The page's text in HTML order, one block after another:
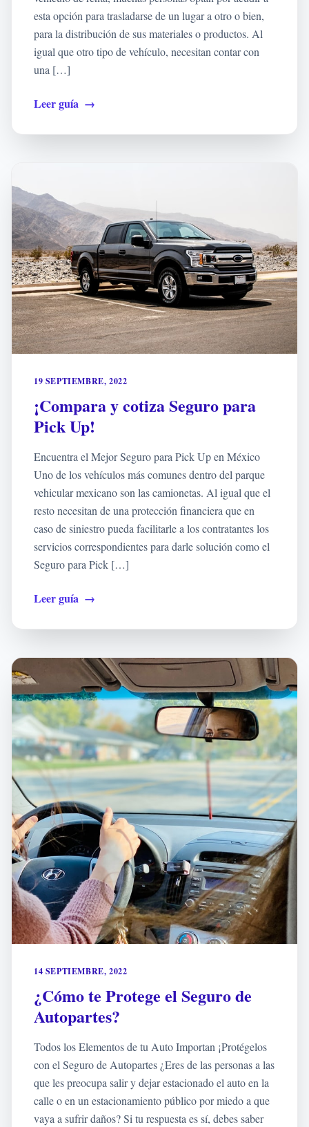
esta opción para trasladarse de un lugar a otro o bien,
para la distribución de sus materiales o productos. Al
igual que otro tipo de vehículo, necesitan contar con
una […]
Leer guía →
19 SEPTIEMBRE, 2022
¡Compara y cotiza Seguro para
Pick Up!
Encuentra el Mejor Seguro para Pick Up en México
Uno de los vehículos más comunes dentro del parque
vehicular mexicano son las camionetas. Al igual que el
resto necesitan de una protección financiera que en
caso de siniestro pueda facilitarle a los contratantes los
servicios correspondientes para darle solución como el
Seguro para Pick […]
Leer guía →
14 SEPTIEMBRE, 2022
¿Cómo te Protege el Seguro de
Autopartes?
Todos los Elementos de tu Auto Importan ¡Protégelos
con el Seguro de Autopartes ¿Eres de las personas a las
que les preocupa salir y dejar estacionado el auto en la
calle o en un estacionamiento público por miedo a que
vaya a sufrir daños? Si tu respuesta es sí, debes saber